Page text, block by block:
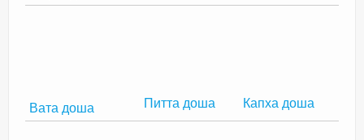
Вата доша Питта доша Капха доша